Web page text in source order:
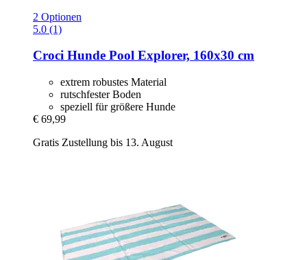
2 Optionen
5.0 (1)
Croci Hunde Pool Explorer, 160x30 cm
extrem robustes Material
rutschfester Boden
speziell für größere Hunde
€ 69,99
Gratis Zustellung bis 13. August